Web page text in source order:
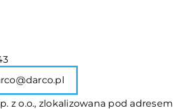
z o.o., zlokalizowana pod adresem